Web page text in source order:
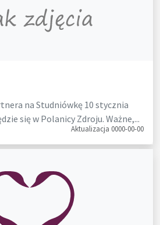
na Studniówkę 10 stycznia
się w Polanicy Zdroju. Ważne,...
Aktualizacja 0000-00-00